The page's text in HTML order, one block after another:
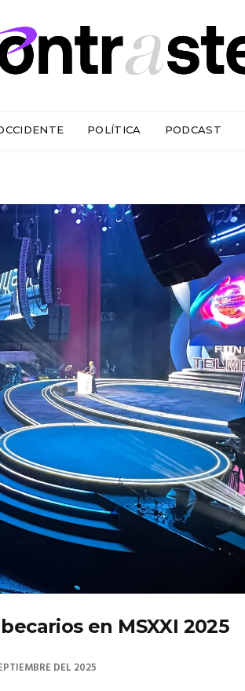
POLÍTICA PODCAST
en MSXXI 2025
DEL 2025